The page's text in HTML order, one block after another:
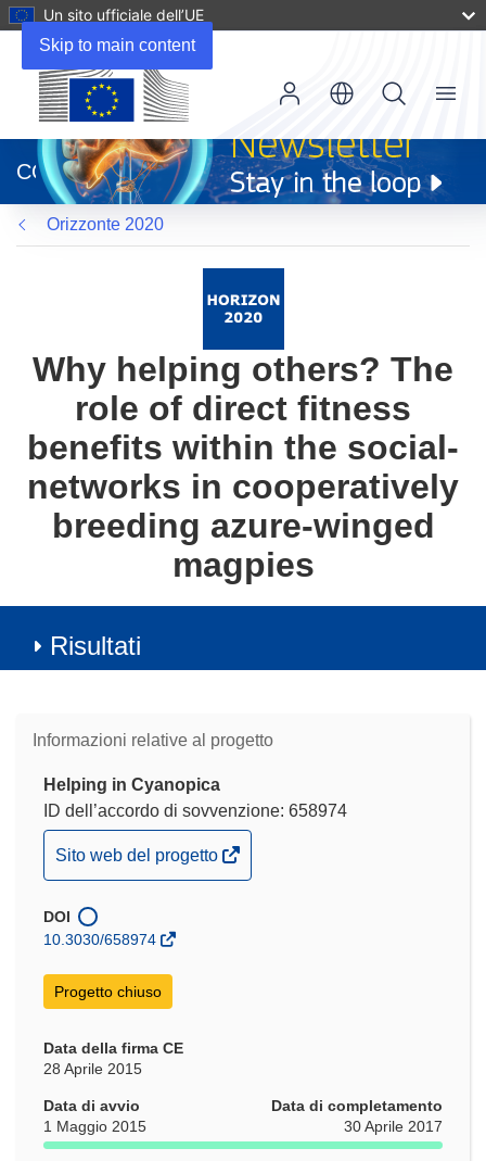
Skip to main content
Un sito ufficiale dell’UE
apre
in
una
nuova
finestra)
CORDIS
Menu
Orizzonte 2020
Why helping others? The
role of direct fitness
benefits within the social-
networks in cooperatively
breeding azure-winged
magpies
Risultati
Informazioni relative al progetto
Helping in Cyanopica
ID dell’accordo di sovvenzione: 658974
(si
apre
una
finestra)
Sito web del progetto
DOI
10.3030/658974
Progetto chiuso
Data della firma CE
28 Aprile 2015
Data di avvio
1 Maggio 2015
Data di completamento
30 Aprile 2017